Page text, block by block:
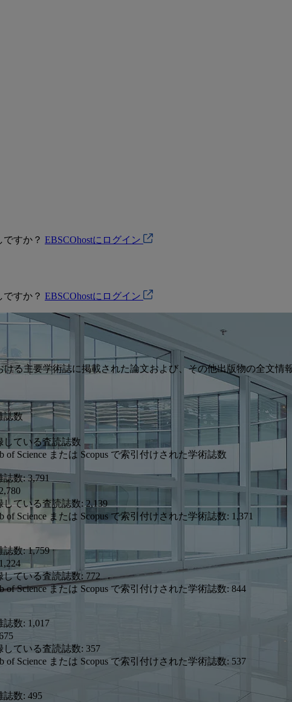
すか？ EBSCOhostにログイン
すか？ EBSCOhostにログイン
ける主要学術誌に掲載された論文および、その他出版物の全文
誌数
ている査読誌数
Science または Scopus で索引付けされた学術誌数
誌数:3,791
2,780
している査読誌数:2,139
Science または Scopus で索引付けされた学術誌数: 1,371
誌数:1,759
1,224
ている査読誌数: 772
Science または Scopus で索引付けされた学術誌数: 844
誌数: 1,017
ている査読誌数: 357
Science または Scopus で索引付けされた学術誌数: 537
誌数: 495